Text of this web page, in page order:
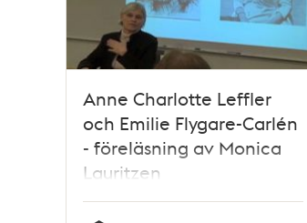
Anne Charlotte Leffler
och Emilie Flygare-Carlén
- föreläsning av Monica
Lauritzen